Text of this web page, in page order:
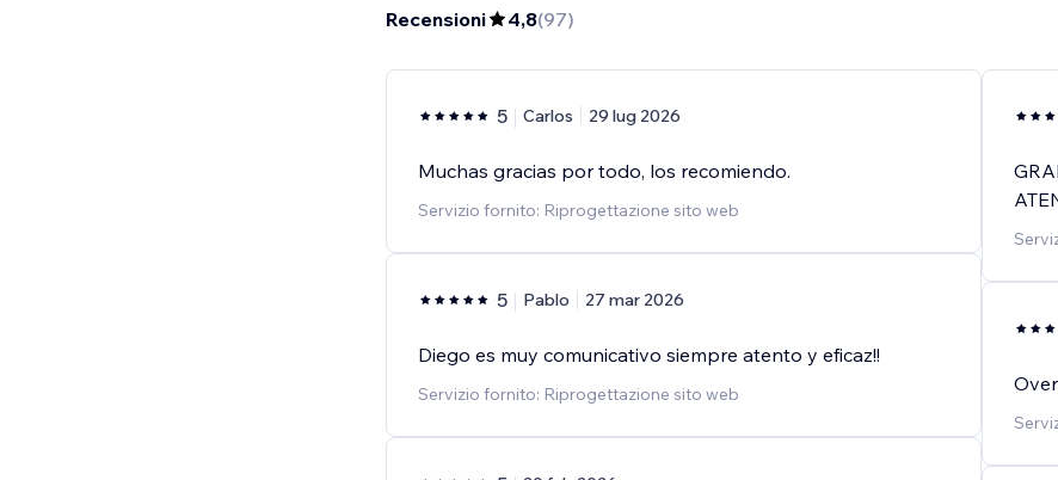
Recensioni 4,8(97)
5 Carlos 29 lug 2026
Muchas gracias por todo, los recomiendo.
Servizio fornito: Riprogettazione sito web
5 Pablo 27 mar 2026
Diego es muy comunicativo siempre atento y eficaz!!
Servizio fornito: Riprogettazione sito web